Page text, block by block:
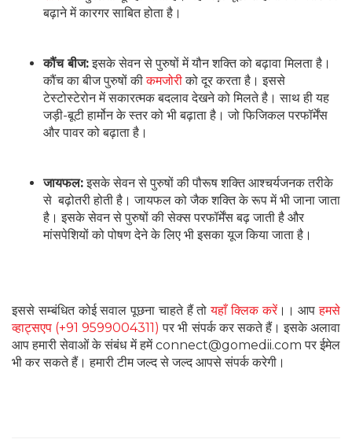
बढ़ाने में कारगर साबित होता है।
कौंच बीज:इसके सेवन से पुरुषों में यौन शक्ति को बढ़ावा मिलता है।
कौंच का बीज पुरुषों कीकमजोरीको दूर करता है। इससे
टेस्टोस्टेरोन में सकारत्मक बदलाव देखने को मिलते है। साथ ही यह
जड़ी-बूटी हार्मोन के स्तर को भी बढ़ाता है। जो फिजिकल परफॉर्मेंस
और पावर को बढ़ाता है।
जायफल:इसके सेवन से पुरुषों की पौरूष शक्ति आश्चर्यजनक तरीके
से बढ़ोतरी होती है। जायफल को जैक शक्ति के रूप में भी जाना जाता
है। इसके सेवन से पुरुषों की सेक्स परफॉर्मेंस बढ़ जाती है और
मांसपेशियों को पोषण देने के लिए भी इसका यूज किया जाता है।
इससे सम्बंधित कोई सवाल पूछना चाहते हैं तोयहाँ क्लिक करें।। आपहमसे
व्हाट्सएप (+91 9599004311) पर भी संपर्क कर सकते हैं। इसके अलावा
आप हमारी सेवाओं के संबंध में हमें connect@gomedii.com पर ईमेल
भी कर सकते हैं। हमारी टीम जल्द से जल्द आपसे संपर्क करेगी।